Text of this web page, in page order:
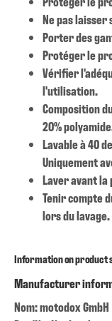
Ne pas
Porter des
Protéger le
Vérifier
l'utilisation.
Composition
20%
Lavable à 40
Uniquement
Laver avant
Tenir compte
lors du lavage.
Information on product
Manufacturer
Nom: motodox GmbH